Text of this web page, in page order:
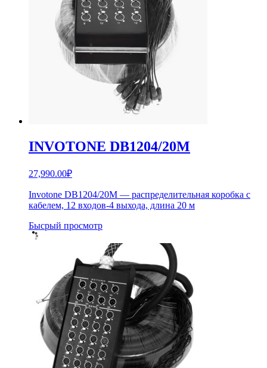
INVOTONE DB1204/20M
27,990.00₽
Invotone DB1204/20M — распределительная коробка с
кабелем, 12 входов-4 выхода, длина 20 м
Бысрый просмотр